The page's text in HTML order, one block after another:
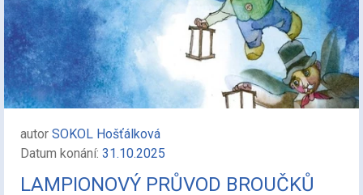
autor SOKOL Hošťálková
Datum konání: 31.10.2025
LAMPIONOVÝ PRŮVOD BROUČKŮ